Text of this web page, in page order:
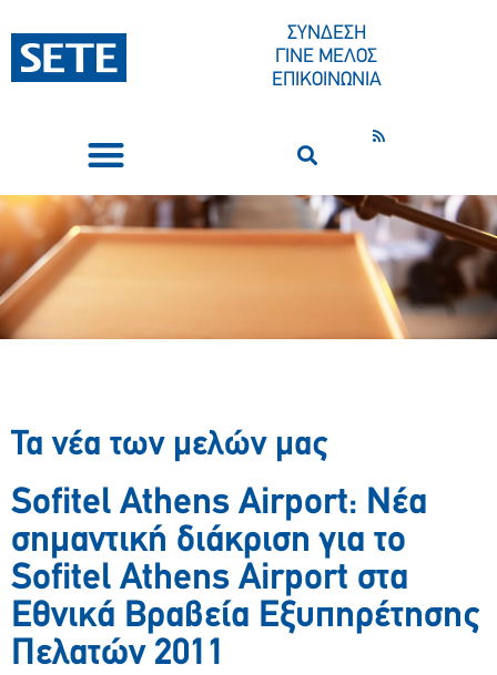
ΣΥΝΔΕΣΗ
ΓΙΝΕ ΜΕΛΟΣ
ΕΠΙΚΟΙΝΩΝΙΑ
Τα νέα των μελών μας
Sofitel Athens Airport: Νέα
σημαντική διάκριση για το
Sofitel Athens Airport στα
Εθνικά Βραβεία Εξυπηρέτησης
Πελατών 2011